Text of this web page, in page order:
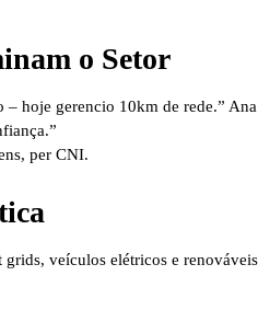
o Setor
hoje gerencio 10km de rede.” Ana
per CNI.
grids, veículos elétricos e